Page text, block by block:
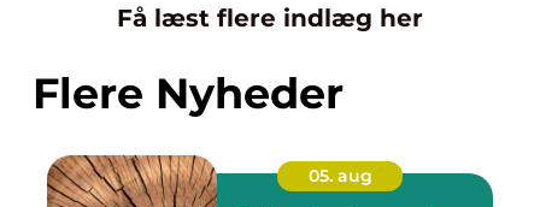
Få læst flere indlæg her
Flere Nyheder
05. aug